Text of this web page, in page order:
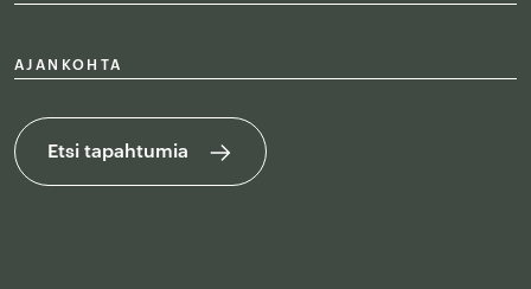
AJANKOHTA
Etsi tapahtumia